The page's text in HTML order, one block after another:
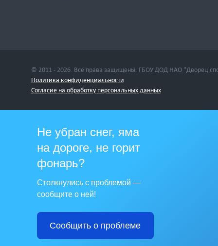
© 2011 - 2026. Все права защищены. ГБОУ ДОД НАО "Дворец
Политика конфиденциальности
Cогласие на обработку персональных данных
Не убран снег, яма
на дороге, не горит
фонарь?
Столкнулись с проблемой —
сообщите о ней!
Сообщить о проблеме